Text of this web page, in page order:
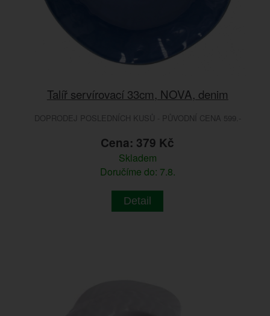
Talíř servírovací 33cm, NOVA, denim
DOPRODEJ POSLEDNÍCH KUSŮ - PŮVODNÍ CENA 599.-
Cena: 379 Kč
Skladem
Doručíme do: 7.8.
Detail